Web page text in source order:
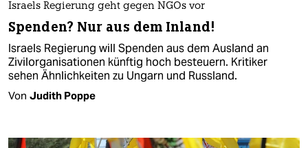
Israels Regierung geht gegen NGOs vor
Spenden? Nur aus dem Inland!
Israels Regierung will Spenden aus dem Ausland an
Zivilorganisationen künftig hoch besteuern. Kritiker
sehen Ähnlichkeiten zu Ungarn und Russland.
Von Judith Poppe